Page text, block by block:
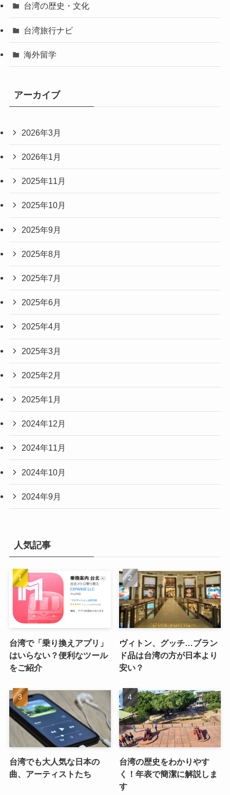
台湾の歴史・文化
台湾旅行ナビ
海外留学
アーカイブ
2026年3月
2026年1月
2025年11月
2025年10月
2025年9月
2025年8月
2025年7月
2025年6月
2025年4月
2025年3月
2025年2月
2025年1月
2024年12月
2024年11月
2024年10月
2024年9月
人気記事
台湾で「乗り換えアプリ」
はいらない？便利なツール
をご紹介
ヴィトン、グッチ…ブラン
ド品は台湾の方が日本より
安い？
台湾でも大人気な日本の
曲、アーティストたち
台湾の歴史をわかりやす
く！年表で簡潔に解説しま
す